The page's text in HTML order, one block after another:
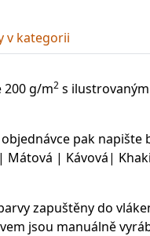
v kategorii
200 g/m2 s
pak
| Kávová|
zapuštěny do
jsou manuálně